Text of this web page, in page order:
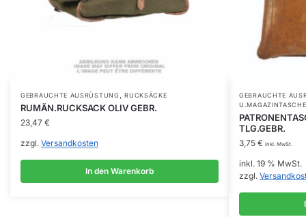
GEBRAUCHTE AUSRÜSTUNG,RUCKSÄCKE
RUMÄN.RUCKSACK OLIV GEBR.
23,47 €
zzgl. Versandkosten
In den Warenkorb
GEBRAUCHTE
TLG.GEBR.
3,75 € inkl. MwSt.
inkl. 19 % MwSt.
zzgl.